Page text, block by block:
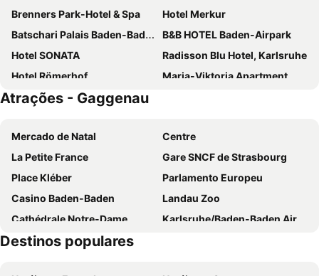
Brenners Park-Hotel & Spa
Hotel Merkur
Batschari Palais Baden-Baden
B&B HOTEL Baden-Airpark
Hotel SONATA
Radisson Blu Hotel, Karlsruhe
Hotel Römerhof
Maria-Viktoria Apartment
Bildungshaus St. Bernhard - Wohnen und Tagen
THE FLORIS - former Hotel am Sophienpark
Hotel Löhr
Hotel Quellenhof
Hotel Rathausglöckel
HELIOPARK Bad Hotel zum Hirsch
Steigenberger Icon Europäischer Hof Baden-Baden
Leonardo Royal Hotel Baden-Baden
Hotel Neuer Karlshof
ibis Styles Rastatt Baden-Baden
Hotel Baden-Baden
Schwarzwaldhotel Sonne
Atrações - Gaggenau
Mercado de Natal
Centre
La Petite France
Gare SNCF de Strasbourg
Place Kléber
Parlamento Europeu
Casino Baden-Baden
Landau Zoo
Cathédrale Notre-Dame
Karlsruhe/Baden-Baden Airport
Oststadt
Destinos populares